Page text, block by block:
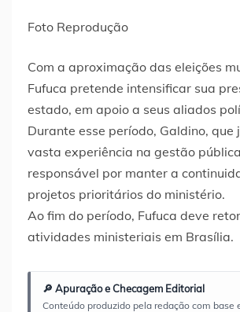
Foto Reprodução
Com a aproximação das eleições
Fufuca pretende intensificar sua
estado, em apoio a seus aliados
Durante esse período, Galdino, que
vasta experiência na gestão
responsável por manter a
projetos prioritários do ministério.
Ao fim do período, Fufuca deve
atividades ministeriais em Brasília.
🔎 Apuração e Checagem Editorial
Conteúdo produzido pela redação com base